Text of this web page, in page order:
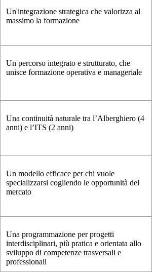
Un'integrazione strategica che valorizza al
massimo la formazione
Un percorso integrato e strutturato, che
unisce formazione operativa e manageriale
Una continuità naturale tra l’Alberghiero (4
anni) e l’ITS (2 anni)
Un modello efficace per chi vuole
specializzarsi cogliendo le opportunità del
mercato
Una programmazione per progetti
interdisciplinari, più pratica e orientata allo
sviluppo di competenze trasversali e
professionali